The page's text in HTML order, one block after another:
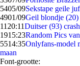
5405/09Sekstape geile
4901/09Geil blondje (20)
11 20:11Duitser (93)
1915:23Random Pics
5514:35Onlyfans-model
maan
Font-grootte: